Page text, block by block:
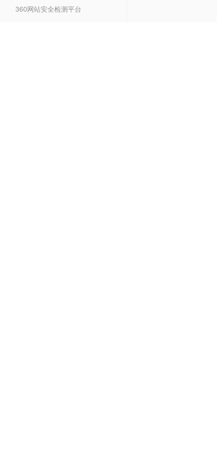
360网站安全检测平台